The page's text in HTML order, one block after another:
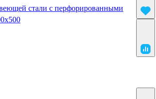
стали с перфорированными